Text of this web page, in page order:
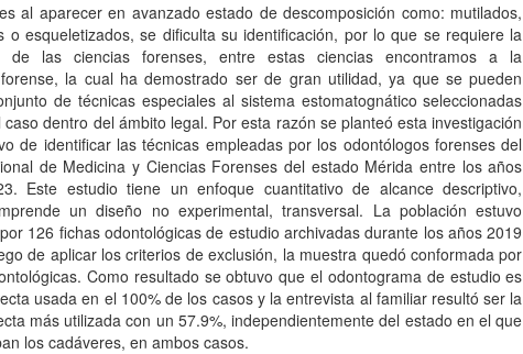
al aparecer en avanzado estado de descomposición como: mutilados,
o esqueletizados, se dificulta su identificación, por lo que se requiere la
de las ciencias forenses, entre estas ciencias encontramos a la
la cual ha demostrado ser de gran utilidad, ya que se pueden
de técnicas especiales al sistema estomatognático seleccionadas
dentro del ámbito legal. Por esta razón se planteó esta investigación
de identificar las técnicas empleadas por los odontólogos forenses del
de Medicina y Ciencias Forenses del estado Mérida entre los años
Este estudio tiene un enfoque cuantitativo de alcance descriptivo,
un diseño no experimental, transversal. La población estuvo
126 fichas odontológicas de estudio archivadas durante los años 2019
de aplicar los criterios de exclusión, la muestra quedó conformada por
Como resultado se obtuvo que el odontograma de estudio es
usada en el 100% de los casos y la entrevista al familiar resultó ser la
más utilizada con un 57.9%, independientemente del estado en el que
los cadáveres, en ambos casos.